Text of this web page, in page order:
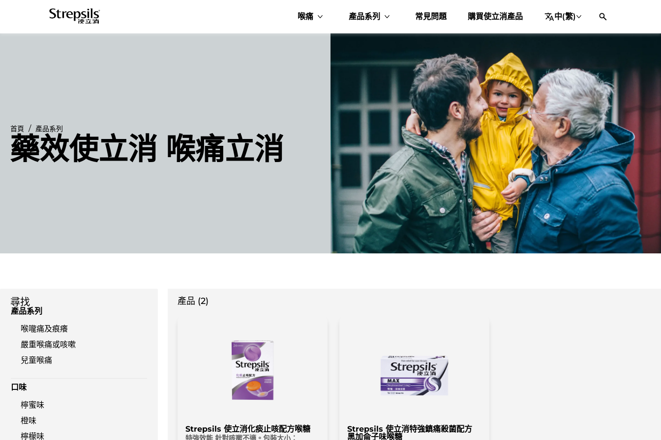
喉痛 產品系列
更多的 產品系列
常見問題 購買使立消產品 中(繁)
首頁 產品系列
藥效使立消 喉痛立消​
尋找
產品系列
喉嚨痛及痕癢
嚴重喉痛或咳嗽
兒童喉痛
口味
檸蜜味
橙味
檸檬味
產品 (2)
Strepsils 使立消化痰止咳配方喉糖
特強效能 針對咳嗽不適。包裝大小：
Strepsils 使立消特強鎮痛殺菌配方
黑加侖子味喉糖